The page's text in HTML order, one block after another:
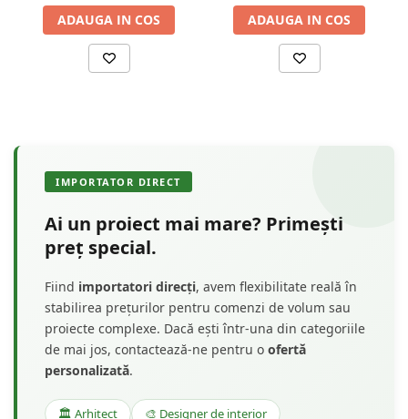
KC307 conferă clădirii două personalități distincte:
clasică și robustă ziua, luminoasă și modernă noaptea.
Este alegerea naturală pentru proiecte de construcție sau
renovare care vizează distincția în cartier sau pe stradă.
evidențierea volumelor arhitecturale
Avantaje
profil mare pentru iluminare arhitecturală intensă
strat protector DarMix rezistent la exterior
dimensiuni ideale pentru fațade mari
montaj rapid
iluminare indirectă uniformă
durabilitate ridicată
ADAUGA IN COS ADAUGA IN COS
IMPORTATOR DIRECT
Ai un proiect mai mare? Primești
preț special.
Fiind importatori direcți, avem flexibilitate reală în
stabilirea prețurilor pentru comenzi de volum sau
proiecte complexe. Dacă ești într-una din categoriile
de mai jos, contactează-ne pentru o ofertă
personalizată.
🏛️ Arhitect
🎨 Designer de interior